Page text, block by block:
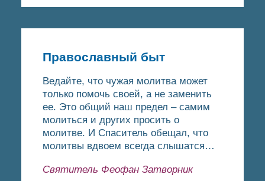
Православный быт
Ведайте, что чужая молитва может
только помочь своей, а не заменить
ее. Это общий наш предел – самим
молиться и других просить о
молитве. И Спаситель обещал, что
молитвы вдвоем всегда слышатся…
Святитель Феофан Затворник